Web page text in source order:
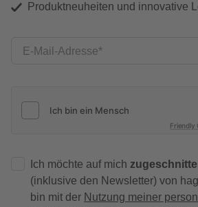
Produktneuheiten und innovative
E-Mail-Adresse
Friendly
Ich möchte auf mich
(inklusive den Newsletter) von
bin mit der Nutzung meiner